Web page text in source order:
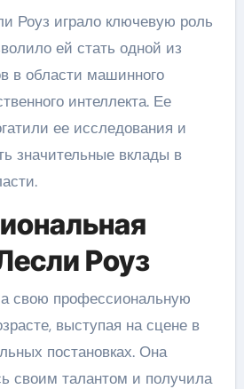
Роуз играло ключевую роль
ей стать одной из
в области машинного
интеллекта. Ее
ее исследования и
значительные вклады в
Роуз
свою профессиональную
выступая на сцене в
постановках. Она
своим талантом и получила